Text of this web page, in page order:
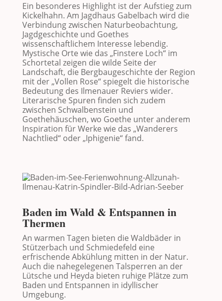
Ein besonderes Highlight ist der Aufstieg zum
Kickelhahn. Am Jagdhaus Gabelbach wird die
Verbindung zwischen Naturbeobachtung,
Jagdgeschichte und Goethes
wissenschaftlichem Interesse lebendig.
Mystische Orte wie das „Finstere Loch“ im
Schortetal zeigen die wilde Seite der
Landschaft, die Bergbaugeschichte der Region
mit der „Vollen Rose“ spiegelt die historische
Bedeutung des Ilmenauer Reviers wider.
Literarische Spuren finden sich zudem
zwischen Schwalbenstein und
Goethehäuschen, wo Goethe unter anderem
Inspiration für Werke wie das „Wanderers
Nachtlied“ oder „Iphigenie“ fand.
Baden im Wald & Entspannen in
Thermen
An warmen Tagen bieten die Waldbäder in
Stützerbach und Schmiedefeld eine
erfrischende Abkühlung mitten in der Natur.
Auch die nahegelegenen Talsperren an der
Lütsche und Heyda bieten ruhige Plätze zum
Baden und Entspannen in idyllischer
Umgebung.